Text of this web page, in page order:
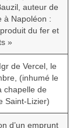
auteur de
à Napoléon :
du fer et
»
de Vercel, le
(inhumé le
chapelle de
Saint-Lizier)
d’un emprunt